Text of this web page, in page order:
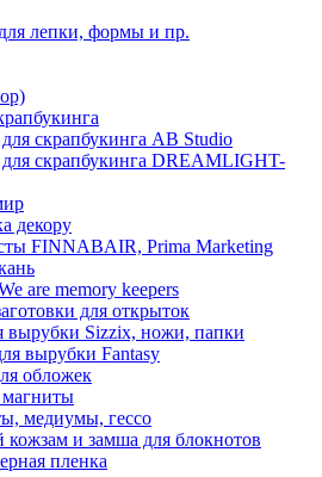
лепки, формы и пр.
скрапбукинга AB Studio
для скрапбукинга DREAMLIGHT-
декору
FINNABAIR, Prima Marketing
are memory keepers
для открыток
Sizzix, ножи, папки
вырубки Fantasy
обложек
медиумы, гессо
и замша для блокнотов
пленка